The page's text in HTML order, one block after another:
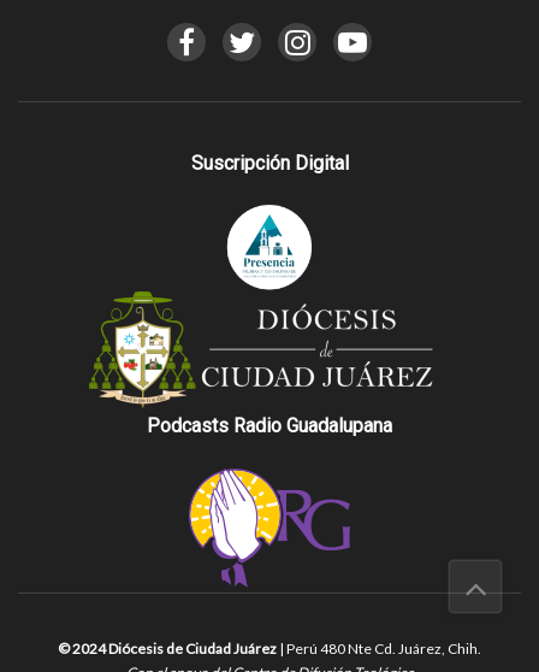
Suscripción Digital
Podcasts Radio Guadalupana
© 2024 Diócesis de Ciudad Juárez | Perú 480 Nte Cd. Juárez, Chih.